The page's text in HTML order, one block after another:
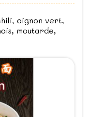
oignon vert,
moutarde,